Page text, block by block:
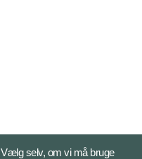
Vælg selv, om vi må bruge